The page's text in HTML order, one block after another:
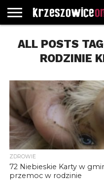
GŁÓWNA
WYBORY
SAMORZĄDOWE
WYBIERZ
KATEGORIE
ROZKŁADY
JAZDY
GREGORCZYK
WATCH
KONTAKT
ALL POSTS
RODZINIE
ZDROWIE
72 Niebieskie Karty w
przemoc w rodzinie